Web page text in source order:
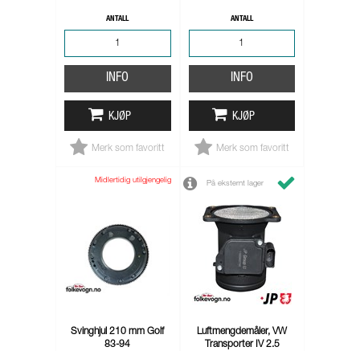
ANTALL
INFO
KJØP
Merk som favoritt
ANTALL
INFO
KJØP
Merk som favoritt
Midlertidig utilgjengelig
Svinghjul 210 mm Golf
83-94
På eksternt lager
Luftmengdemåler, VW
Transporter IV 2.5